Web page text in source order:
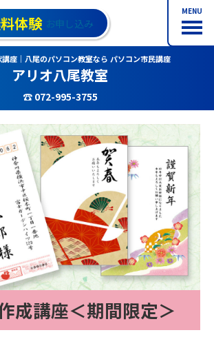
MENU
体験 お申し込み
座｜八尾のパソコン教室なら パソコン市民講座
アリオ八尾教室
☎ 072-995-3755
成講座＜期間限定＞